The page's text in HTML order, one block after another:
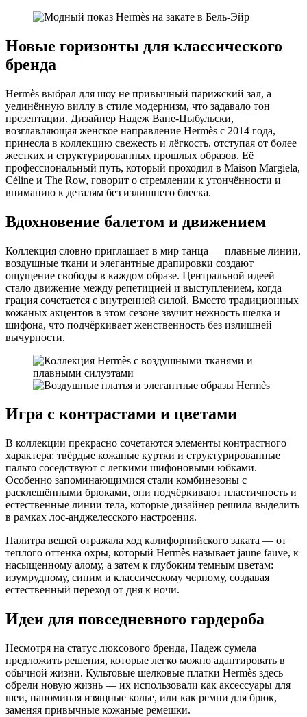
Новые горизонты для классического
бренда
Hermès выбрал для шоу не привычный парижский зал, а
уединённую виллу в стиле модернизм, что задавало тон
презентации. Дизайнер Надеж Ване-Цыбульски,
возглавляющая женское направление Hermès с 2014 года,
принесла в коллекцию свежесть и лёгкость, отступая от более
жестких и структурированных прошлых образов. Её
профессиональный путь, который проходил в Maison Margiela,
Céline и The Row, говорит о стремлении к утончённости и
вниманию к деталям без излишнего блеска.
Вдохновение балетом и движением
Коллекция словно приглашает в мир танца — плавные линии,
воздушные ткани и элегантные драпировки создают
ощущение свободы в каждом образе. Центральной идеей
стало движение между репетицией и выступлением, когда
грация сочетается с внутренней силой. Вместо традиционных
кожаных акцентов в этом сезоне звучит нежность шелка и
шифона, что подчёркивает женственность без излишней
вычурности.
Игра с контрастами и цветами
В коллекции прекрасно сочетаются элементы контрастного
характера: твёрдые кожаные куртки и структурированные
пальто соседствуют с легкими шифоновыми юбками.
Особенно запоминающимися стали комбинезоны с
расклешёнными брюками, они подчёркивают пластичность и
естественные линии тела, которые дизайнер решила выделить
в рамках лос-анджелесского настроения.
Палитра вещей отражала ход калифорнийского заката — от
теплого оттенка охры, который Hermès называет jaune fauve, к
насыщенному алому, а затем к глубоким темным цветам:
изумрудному, синим и классическому черному, создавая
естественный переход от дня к ночи.
Идеи для повседневного гардероба
Несмотря на статус люксового бренда, Надеж сумела
предложить решения, которые легко можно адаптировать в
обычной жизни. Культовые шелковые платки Hermès здесь
обрели новую жизнь — их использовали как аксессуары для
шеи, напоминая изящные колье, или как ремни для брюк,
заменяя привычные кожаные ремешки.